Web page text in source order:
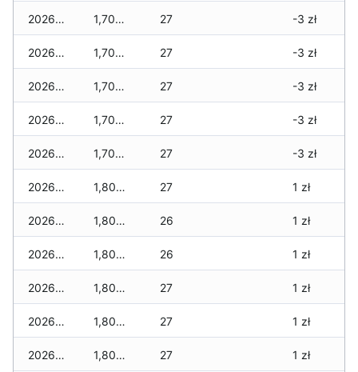
2026-03-17 1,705 zł 27 -3 zł
2026-03-16 1,705 zł 27 -3 zł
2026-03-15 1,705 zł 27 -3 zł
2026-03-14 1,705 zł 27 -3 zł
2026-03-13 1,705 zł 27 -3 zł
2026-03-12 1,805 zł 27 1 zł
2026-03-11 1,805 zł 26 1 zł
2026-03-10 1,805 zł 26 1 zł
2026-03-09 1,805 zł 27 1 zł
2026-03-08 1,805 zł 27 1 zł
2026-03-07 1,805 zł 27 1 zł